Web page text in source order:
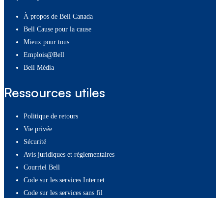
À propos de Bell Canada
Bell Cause pour la cause
Mieux pour tous
Emplois@Bell
Bell Média
Ressources utiles
Politique de retours
Vie privée
Sécurité
Avis juridiques et réglementaires
Courriel Bell
Code sur les services Internet
Code sur les services sans fil